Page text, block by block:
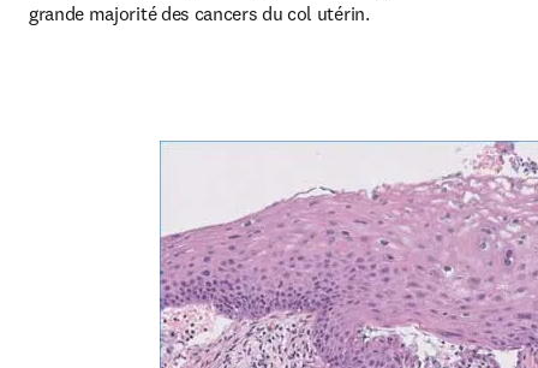
grande majorité des cancers du col utérin.